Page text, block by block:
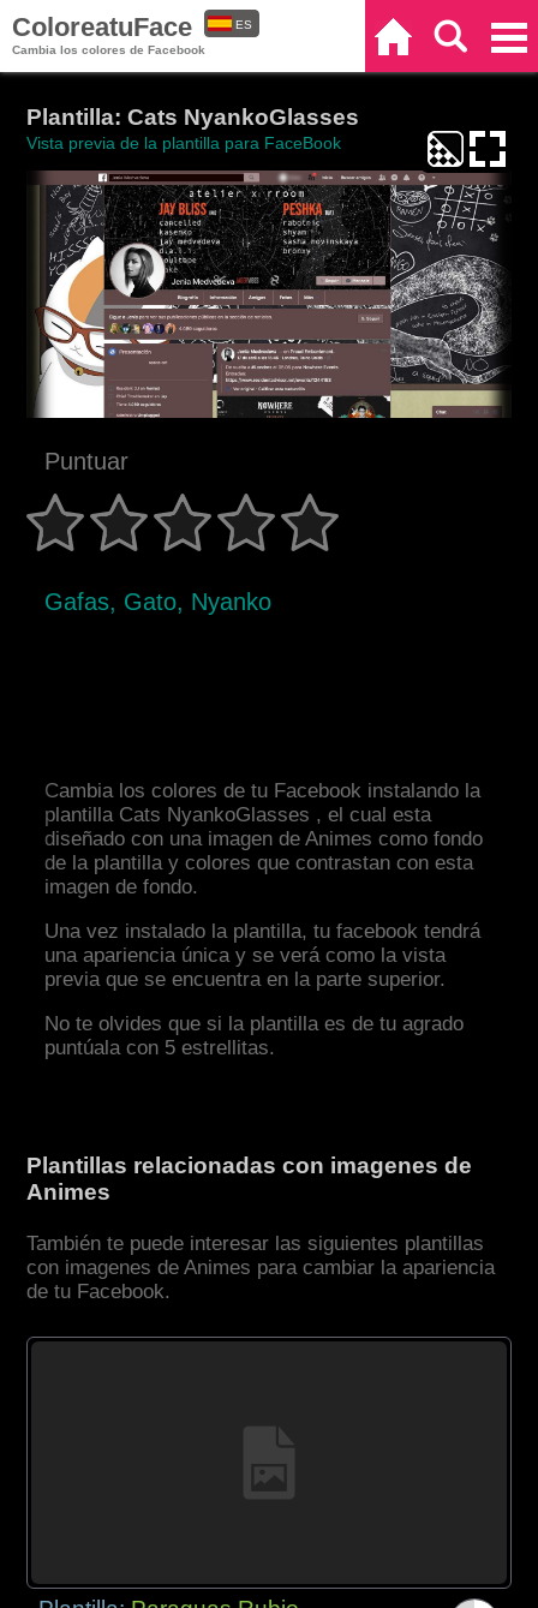
ColoreatuFace
Cambia los colores de Facebook
ES
Plantilla: Cats NyankoGlasses
Vista previa de la plantilla para FaceBook
Puntuar
Gafas, Gato, Nyanko
Cambia los colores de tu Facebook instalando la
plantilla Cats NyankoGlasses , el cual esta
diseñado con una imagen de Animes como fondo
de la plantilla y colores que contrastan con esta
imagen de fondo.
Una vez instalado la plantilla, tu facebook tendrá
una apariencia única y se verá como la vista
previa que se encuentra en la parte superior.
No te olvides que si la plantilla es de tu agrado
puntúala con 5 estrellitas.
Plantillas relacionadas con imagenes de
Animes
También te puede interesar las siguientes plantillas
con imagenes de Animes para cambiar la apariencia
de tu Facebook.